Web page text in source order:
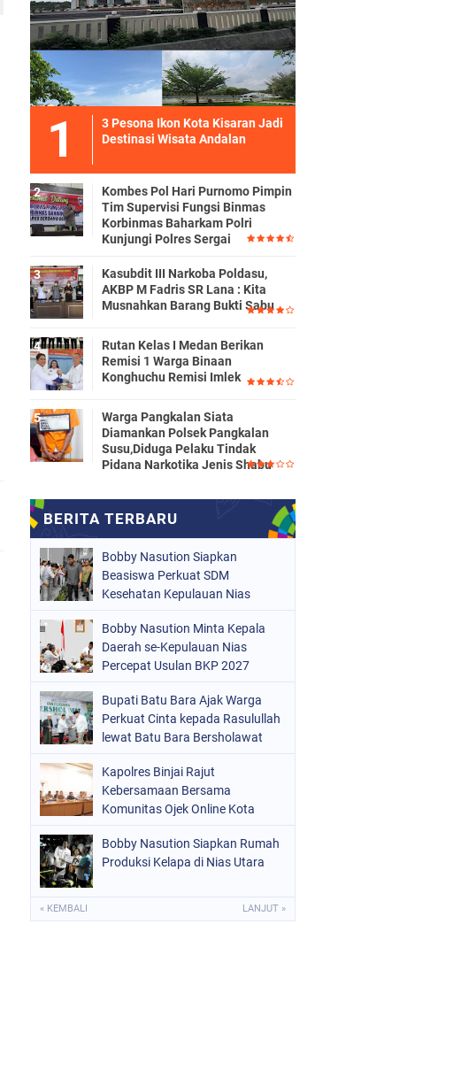
3 Pesona Ikon Kota Kisaran Jadi
Destinasi Wisata Andalan
Kombes Pol Hari Purnomo Pimpin
Tim Supervisi Fungsi Binmas
Korbinmas Baharkam Polri
Kunjungi Polres Sergai
Kasubdit III Narkoba Poldasu,
AKBP M Fadris SR Lana : Kita
Musnahkan Barang Bukti Sabu
Rutan Kelas I Medan Berikan
Remisi 1 Warga Binaan
Konghuchu Remisi Imlek
Warga Pangkalan Siata
Diamankan Polsek Pangkalan
Susu,Diduga Pelaku Tindak
Pidana Narkotika Jenis Shabu
Bobby Nasution Siapkan
Beasiswa Perkuat SDM
Kesehatan Kepulauan Nias
Bobby Nasution Minta Kepala
Daerah se-Kepulauan Nias
Percepat Usulan BKP 2027
Bupati Batu Bara Ajak Warga
Perkuat Cinta kepada Rasulullah
lewat Batu Bara Bersholawat
Kapolres Binjai Rajut
Kebersamaan Bersama
Komunitas Ojek Online Kota
Bobby Nasution Siapkan Rumah
Produksi Kelapa di Nias Utara
« KEMBALI LANJUT »